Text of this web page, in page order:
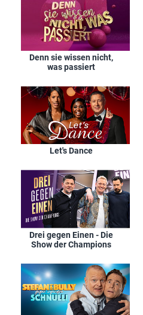
Denn sie wissen nicht,
was passiert
Let's Dance
Drei gegen Einen - Die
Show der Champions